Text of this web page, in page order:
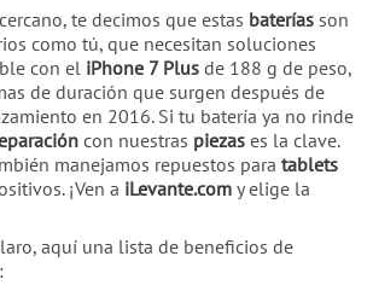
te decimos que estas baterías son
como tú, que necesitan soluciones
con el iPhone 7 Plus de 188 g de peso,
de duración que surgen después de
en 2016. Si tu batería ya no rinde
con nuestras piezas es la clave.
manejamos repuestos para tablets
¡Ven a iLevante.com y elige la
aquí una lista de beneficios de